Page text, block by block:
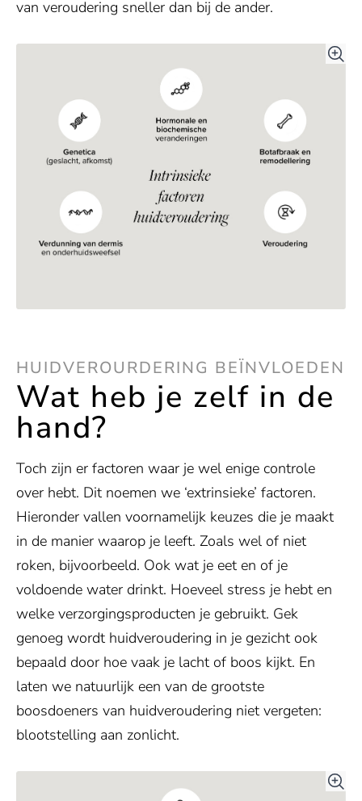
van veroudering sneller dan bij de ander.
HUIDVEROURDERING BEÏNVLOEDEN
Wat heb je zelf in de
hand?
Toch zijn er factoren waar je wel enige controle
over hebt. Dit noemen we ‘extrinsieke’ factoren.
Hieronder vallen voornamelijk keuzes die je maakt
in de manier waarop je leeft. Zoals wel of niet
roken, bijvoorbeeld. Ook wat je eet en of je
voldoende water drinkt. Hoeveel stress je hebt en
welke verzorgingsproducten je gebruikt. Gek
genoeg wordt huidveroudering in je gezicht ook
bepaald door hoe vaak je lacht of boos kijkt. En
laten we natuurlijk een van de grootste
boosdoeners van huidveroudering niet vergeten:
blootstelling aan zonlicht.